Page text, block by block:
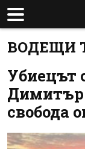
ВОДЕЩИ
Убиецът
Димитър
свобода